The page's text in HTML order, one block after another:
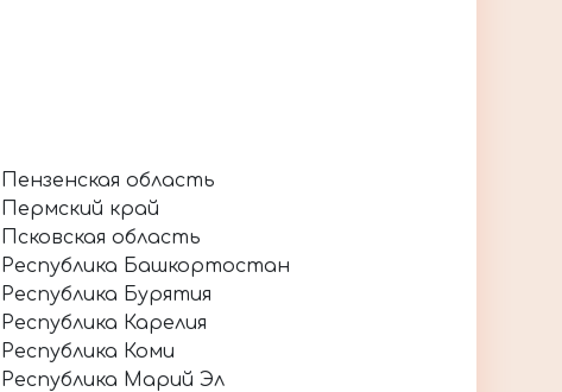
Пензенская область
Пермский край
Псковская область
Республика Башкортостан
Республика Бурятия
Республика Карелия
Республика Коми
Республика Марий Эл